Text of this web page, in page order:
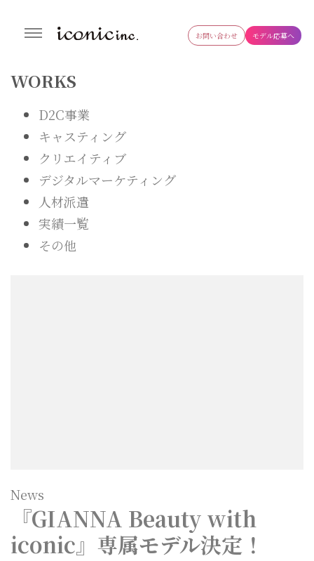
お問い合わせ モデル応募へ
キャスティングやWEB制作まで幅広く対応するデジタルマーケティ
WORKS
D2C事業
キャスティング
クリエイティブ
デジタルマーケティング
人材派遣
実績一覧
その他
News
『GIANNA Beauty with
iconic』専属モデル決定！